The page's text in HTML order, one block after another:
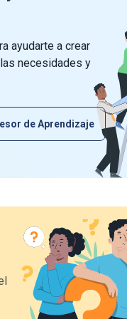
ayudarte a crear
necesidades y
de Aprendizaje